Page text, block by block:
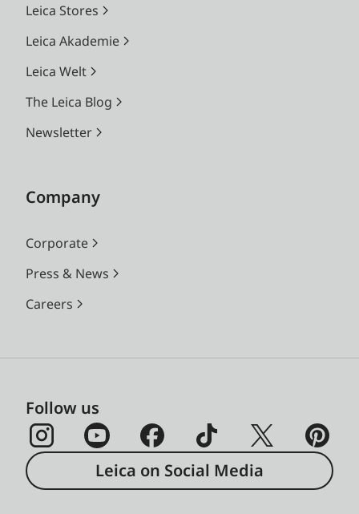
Leica Stores
Leica Akademie
Leica Welt
The Leica Blog
Newsletter
Company
Corporate
Press & News
Careers
Follow us
Leica on Social Media